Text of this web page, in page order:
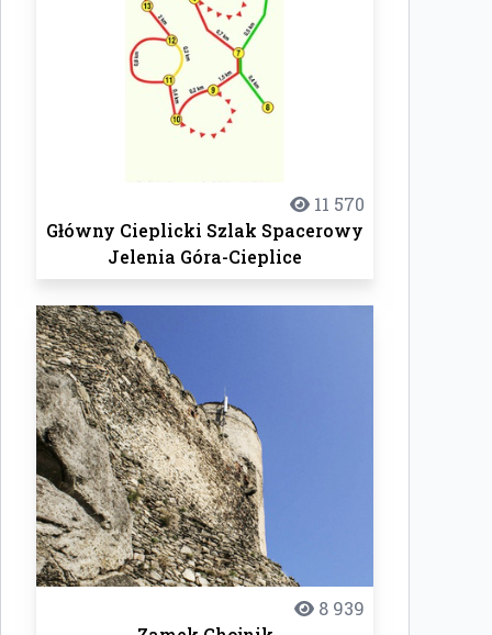
11 570
Główny Cieplicki Szlak Spacerowy
Jelenia Góra-Cieplice
8 939